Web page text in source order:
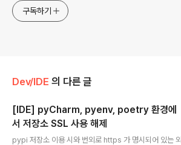
구독하기
Dev/IDE 의 다른 글
[IDE] pyCharm, pyenv, poetry 환경에
서 저장소 SSL 사용 해제
pypi 저장소 이용 시와 번외로 https 가 명시되어 있는 외